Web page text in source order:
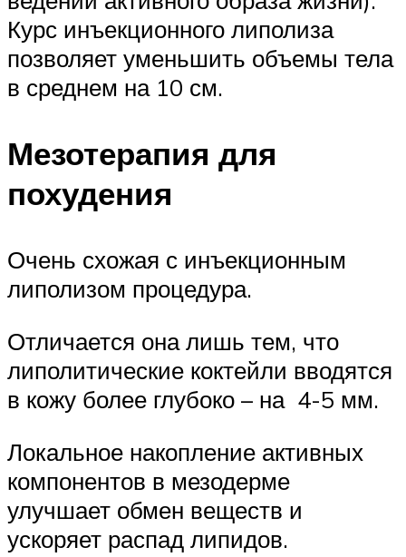
Курс инъекционного липолиза
позволяет уменьшить объемы тела
в среднем на 10 см.
Мезотерапия для
похудения
Очень схожая с инъекционным
липолизом процедура.
Отличается она лишь тем, что
липолитические коктейли вводятся
в кожу более глубоко – на 4-5 мм.
Локальное накопление активных
компонентов в мезодерме
улучшает обмен веществ и
ускоряет распад липидов.